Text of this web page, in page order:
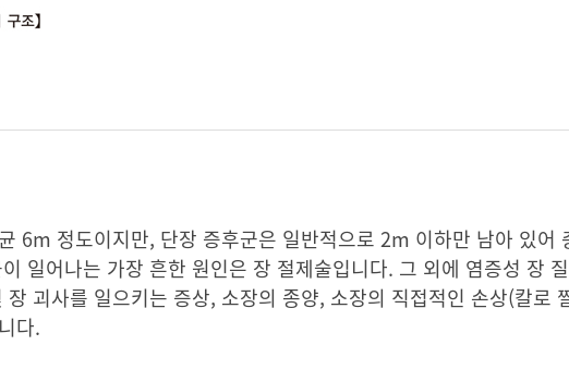
6m 정도이지만, 단장 증후군은 일반적으로 2m 이하만 남아 있어
일어나는 가장 흔한 원인은 장 절제술입니다. 그 외에 염증성 장
괴사를 일으키는 증상, 소장의 종양, 소장의 직접적인 손상(칼로
다.